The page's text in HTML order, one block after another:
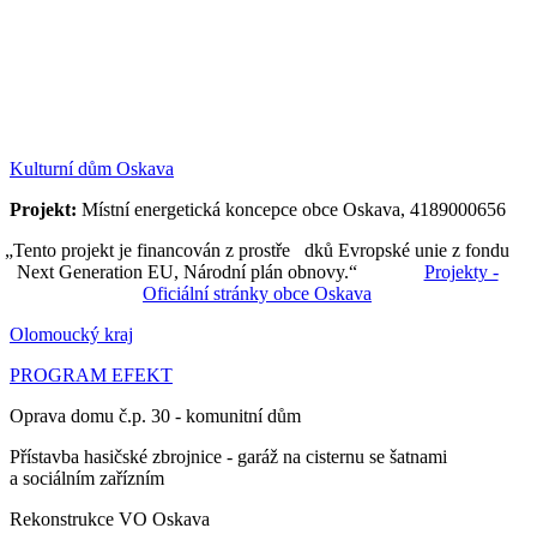
Kulturní dům Oskava
Projekt: Místní energetická koncepce obce Oskava, 4189000656
„Tento projekt je financován z prostře dků Evropské unie z fondu
Next Generation EU, Národní plán obnovy.“ Projekty -
Oficiální stránky obce Oskava
Olomoucký kraj
PROGRAM EFEKT
Oprava domu č.p. 30 - komunitní dům
Přístavba hasičské zbrojnice - garáž na cisternu se šatnami
a sociálním zařízním
Rekonstrukce VO Oskava